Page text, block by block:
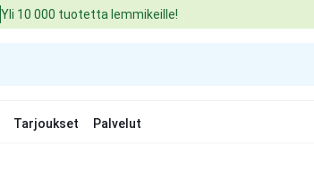
Yli 10 000 tuotetta lemmikeille!
Tarjoukset Palvelut